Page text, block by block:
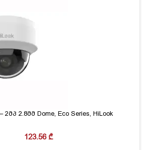
2მპ 2.8მმ Dome, Eco Series, HiLook
123.56₾